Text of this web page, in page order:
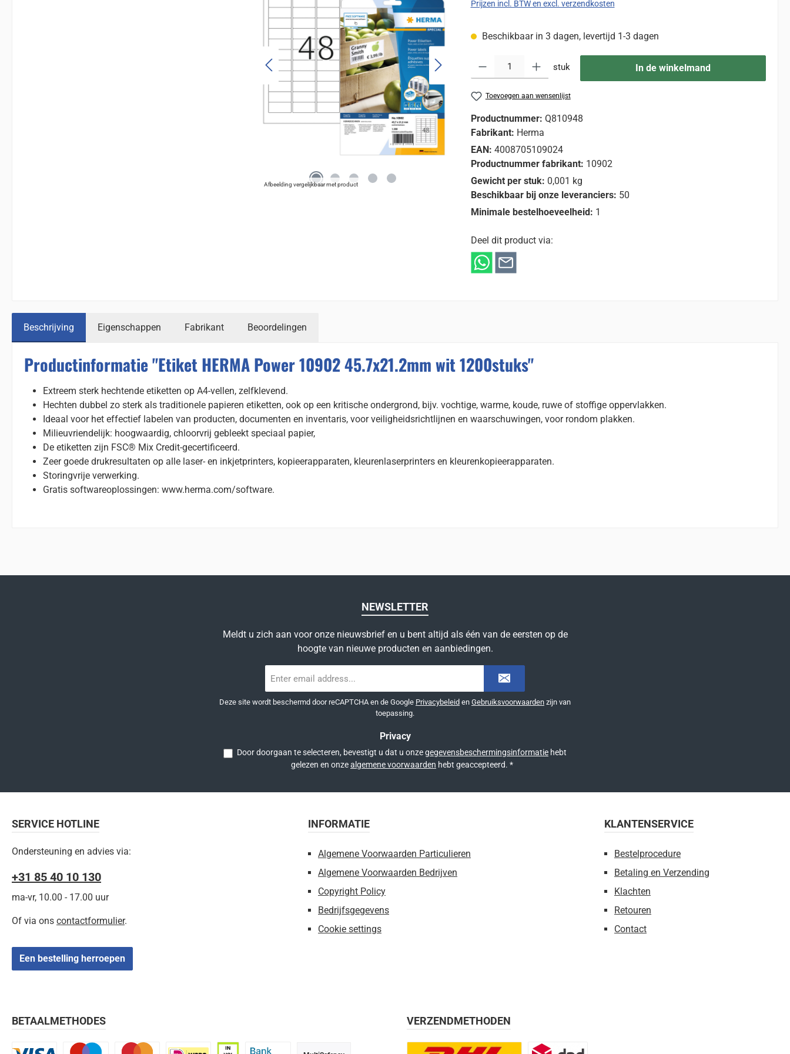
Afbeelding vergelijkbaar met product
Prijzen incl. BTW en excl. verzendkosten
Beschikbaar in 3 dagen, levertijd 1-3 dagen
Producthoeveelheid: Voer de gewenste hoeveelheid in of gebruik de knoppen om de
stuk In de winkelmand
Toevoegen aan wensenlijst
Productnummer: Q810948
Fabrikant: Herma
EAN: 4008705109024
Productnummer fabrikant: 10902
Gewicht per stuk: 0,001 kg
Beschikbaar bij onze leveranciers: 50
Minimale bestelhoeveelheid: 1
Deel dit product via:
Beschrijving Eigenschappen Fabrikant Beoordelingen
Productinformatie "Etiket HERMA Power 10902 45.7x21.2mm wit 1200stuks"
Extreem sterk hechtende etiketten op A4-vellen, zelfklevend.
Hechten dubbel zo sterk als traditionele papieren etiketten, ook op een kritische ondergrond, bijv. vochtige, warme, koude, ruwe of stoffige oppervlakken.
Ideaal voor het effectief labelen van producten, documenten en inventaris, voor veiligheidsrichtlijnen en waarschuwingen, voor rondom plakken.
Milieuvriendelijk: hoogwaardig, chloorvrij gebleekt speciaal papier,
De etiketten zijn FSC® Mix Credit-gecertificeerd.
Zeer goede drukresultaten op alle laser- en inkjetprinters, kopieerapparaten, kleurenlaserprinters en kleurenkopieerapparaten.
Storingvrije verwerking.
Gratis softwareoplossingen: www.herma.com/software.
NEWSLETTER
Meldt u zich aan voor onze nieuwsbrief en u bent altijd als één van de eersten op de
hoogte van nieuwe producten en aanbiedingen.
mailadres
Deze site wordt beschermd door reCAPTCHA en de Google Privacybeleid en Gebruiksvoorwaarden zijn van
toepassing.
Privacy
Door doorgaan te selecteren, bevestigt u dat u onzegegevensbeschermingsinformatie hebt
gelezen en onzealgemene voorwaarden hebt geaccepteerd. *
SERVICE HOTLINE
Ondersteuning en advies via:
+31 85 40 10 130
ma-vr, 10.00 - 17.00 uur
Of via ons contactformulier.
Een bestelling herroepen
INFORMATIE
Algemene Voorwaarden Particulieren
Algemene Voorwaarden Bedrijven
Copyright Policy
Bedrijfsgegevens
Cookie settings
KLANTENSERVICE
Bestelprocedure
Betaling en Verzending
Klachten
Retouren
Contact
BETAALMETHODES VERZENDMETHODEN